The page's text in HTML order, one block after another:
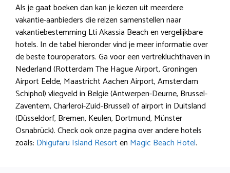
Als je gaat boeken dan kan je kiezen uit meerdere
vakantie-aanbieders die reizen samenstellen naar
vakantiebestemming Lti Akassia Beach en vergelijkbare
hotels. In de tabel hieronder vind je meer informatie over
de beste touroperators. Ga voor een vertrekluchthaven in
Nederland (Rotterdam The Hague Airport, Groningen
Airport Eelde, Maastricht Aachen Airport, Amsterdam
Schiphol) vliegveld in België (Antwerpen-Deurne, Brussel-
Zaventem, Charleroi-Zuid-Brussel) of airport in Duitsland
(Düsseldorf, Bremen, Keulen, Dortmund, Münster
Osnabrück). Check ook onze pagina over andere hotels
zoals: Dhigufaru Island Resorten Magic Beach Hotel.